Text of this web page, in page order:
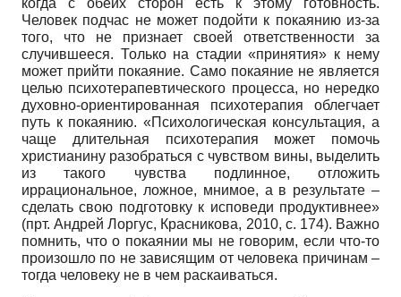
когда с обеих сторон есть к этому готовность.
Человек подчас не может подойти к покаянию из-за
того, что не признает своей ответственности за
случившееся. Только на стадии «принятия» к нему
может прийти покаяние. Само покаяние не является
целью психотерапевтического процесса, но нередко
духовно-ориентированная психотерапия облегчает
путь к покаянию. «Психологическая консультация, а
чаще длительная психотерапия может помочь
христианину разобраться с чувством вины, выделить
из такого чувства подлинное, отложить
иррациональное, ложное, мнимое, а в результате –
сделать свою подготовку к исповеди продуктивнее»
(прт. Андрей Лоргус, Красникова, 2010, с. 174). Важно
помнить, что о покаянии мы не говорим, если что-то
произошло по не зависящим от человека причинам –
тогда человеку не в чем раскаиваться.